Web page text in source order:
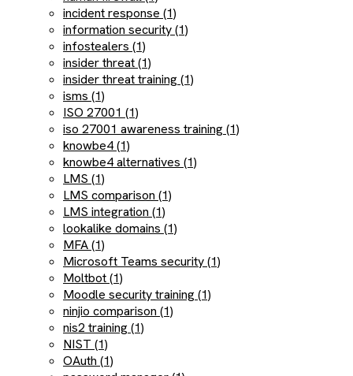
incident response (1)
information security (1)
infostealers (1)
insider threat (1)
insider threat training (1)
isms (1)
ISO 27001 (1)
iso 27001 awareness training (1)
knowbe4 (1)
knowbe4 alternatives (1)
LMS (1)
LMS comparison (1)
LMS integration (1)
lookalike domains (1)
MFA (1)
Microsoft Teams security (1)
Moltbot (1)
Moodle security training (1)
ninjio comparison (1)
nis2 training (1)
NIST (1)
OAuth (1)